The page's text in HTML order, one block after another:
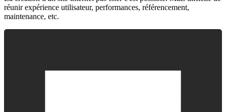
réunir expérience utilisateur, performances, référencement,
maintenance, etc.